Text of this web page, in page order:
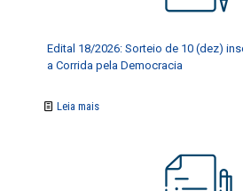
Edital 18/2026: Sorteio de 10 (dez)
a Corrida pela Democracia
Leia mais